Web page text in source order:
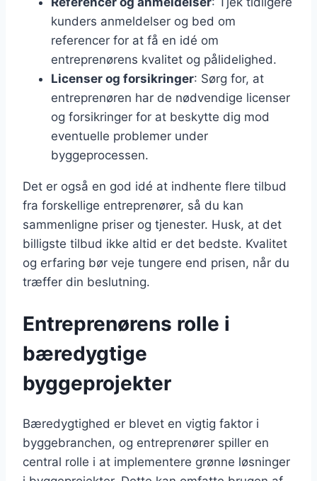
kunders anmeldelser og bed om
referencer for at få en idé om
entreprenørens kvalitet og pålidelighed.
Licenser og forsikringer: Sørg for, at
entreprenøren har de nødvendige licenser
og forsikringer for at beskytte dig mod
eventuelle problemer under
byggeprocessen.
Det er også en god idé at indhente flere tilbud
fra forskellige entreprenører, så du kan
sammenligne priser og tjenester. Husk, at det
billigste tilbud ikke altid er det bedste. Kvalitet
og erfaring bør veje tungere end prisen, når du
træffer din beslutning.
Entreprenørens rolle i
bæredygtige
byggeprojekter
Bæredygtighed er blevet en vigtig faktor i
byggebranchen, og entreprenører spiller en
central rolle i at implementere grønne løsninger